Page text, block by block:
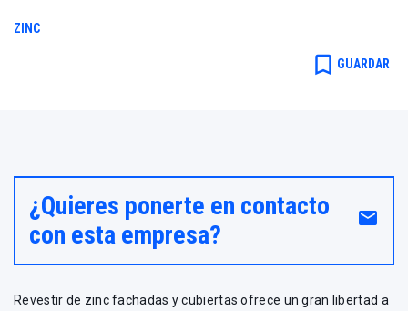
Zinc
ZINC
bookmark_border GUARDAR
¿Quieres ponerte en contacto
con esta empresa?
email
Revestir de zinc fachadas y cubiertas ofrece un gran libertad a